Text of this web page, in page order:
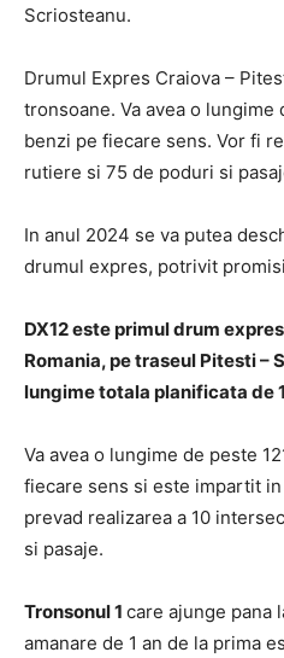
Scriosteanu.
Drumul Expres Craiova –
tronsoane. Va avea o lungime
benzi pe fiecare sens. Vor fi
rutiere si 75 de poduri si
In anul 2024 se va putea
drumul expres, potrivit
DX12 este primul drum
Romania, pe traseul Pitesti –
lungime totala planificata de
Va avea o lungime de peste
fiecare sens si este impartit
prevad realizarea a 10
si pasaje.
Tronsonul 1 care ajunge pana
amanare de 1 an de la prima